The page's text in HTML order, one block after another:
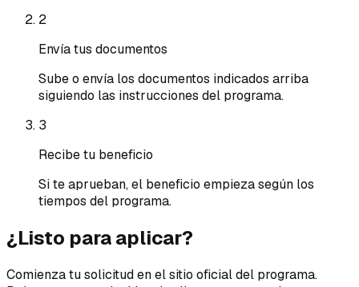
2
Envía tus documentos
Sube o envía los documentos indicados arriba
siguiendo las instrucciones del programa.
3
Recibe tu beneficio
Si te aprueban, el beneficio empieza según los
tiempos del programa.
¿Listo para aplicar?
Comienza tu solicitud en el sitio oficial del programa.